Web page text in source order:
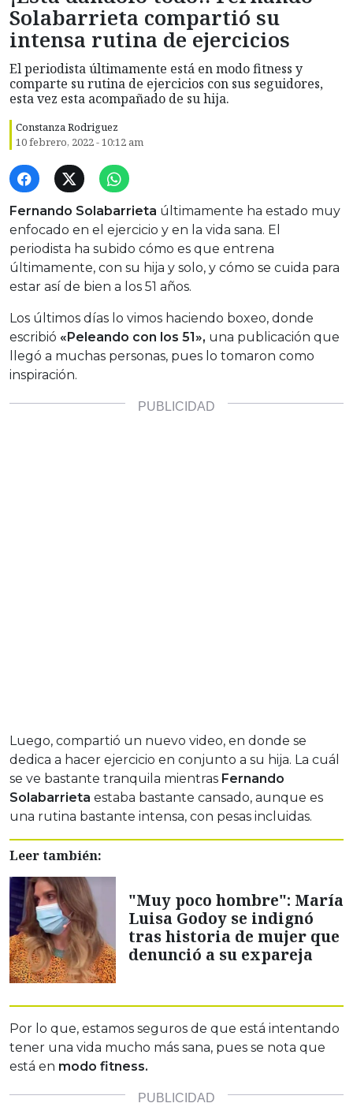
Solabarrieta compartió su
intensa rutina de ejercicios
El periodista últimamente está en modo fitness y
comparte su rutina de ejercicios con sus seguidores,
esta vez esta acompañado de su hija.
Constanza Rodriguez
10 febrero, 2022 - 10:12 am
Fernando Solabarrieta últimamente ha estado muy
enfocado en el ejercicio y en la vida sana. El
periodista ha subido cómo es que entrena
últimamente, con su hija y solo, y cómo se cuida para
estar así de bien a los 51 años.
Los últimos días lo vimos haciendo boxeo, donde
escribió «Peleando con los 51», una publicación que
llegó a muchas personas, pues lo tomaron como
inspiración.
Luego, compartió un nuevo video, en donde se
dedica a hacer ejercicio en conjunto a su hija. La cuál
se ve bastante tranquila mientras Fernando
Solabarrieta estaba bastante cansado, aunque es
una rutina bastante intensa, con pesas incluidas.
Leer también:
"Muy poco hombre": María
Luisa Godoy se indignó
tras historia de mujer que
denunció a su expareja
Por lo que, estamos seguros de que está intentando
tener una vida mucho más sana, pues se nota que
está en modo fitness.